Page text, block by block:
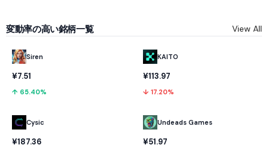
変動率の高い銘柄一覧 View All
Siren
¥7.51
↑ 65.40%
Cysic
¥187.36
KAITO
¥113.97
↓ 17.20%
Undeads Games
¥51.97